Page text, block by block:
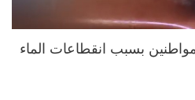
بسبب انقطاعات الماء